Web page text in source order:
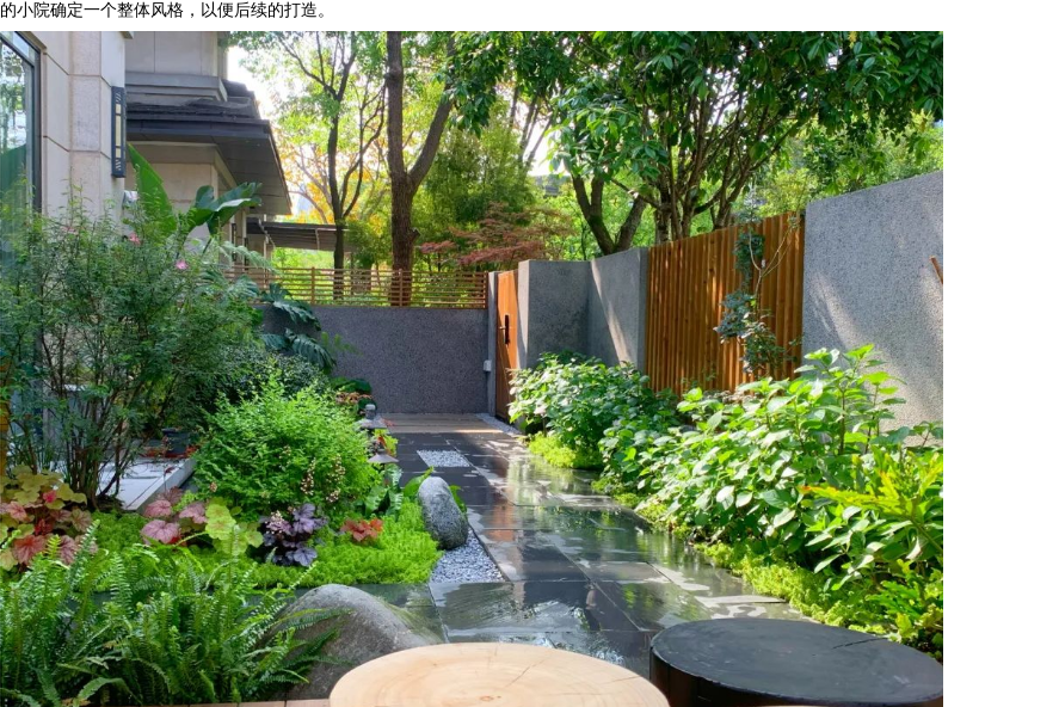
的小院确定一个整体风格，以便后续的打造。